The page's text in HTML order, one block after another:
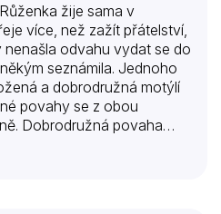
žije sama v
více, než zažít přátelství,
nenašla odvahu vydat se do
seznámila. Jednoho
a dobrodružná motýlí
povahy se z obou
Dobrodružná povaha
unese zlý kamenný troll,